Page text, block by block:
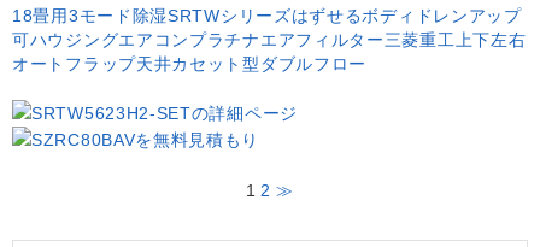
18畳用3モード除湿SRTWシリーズはずせるボディ ドレンアップ
可ハウジングエアコンプラチナエアフィルター三菱重工 上下左右
オートフラップ天井カセット型ダブルフロー
1 2 ≫